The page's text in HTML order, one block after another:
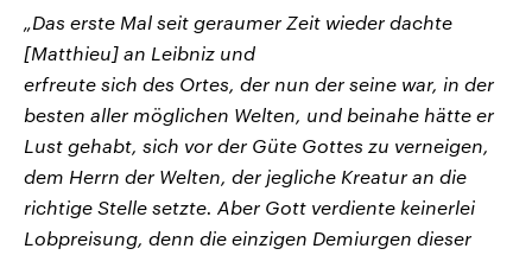
„Das erste Mal seit geraumer Zeit wieder dachte
[Matthieu] an Leibniz und
erfreute sich des Ortes, der nun der seine war, in der
besten aller möglichen Welten, und beinahe hätte er
Lust gehabt, sich vor der Güte Gottes zu verneigen,
dem Herrn der Welten, der jegliche Kreatur an die
richtige Stelle setzte. Aber Gott verdiente keinerlei
Lobpreisung, denn die einzigen Demiurgen dieser